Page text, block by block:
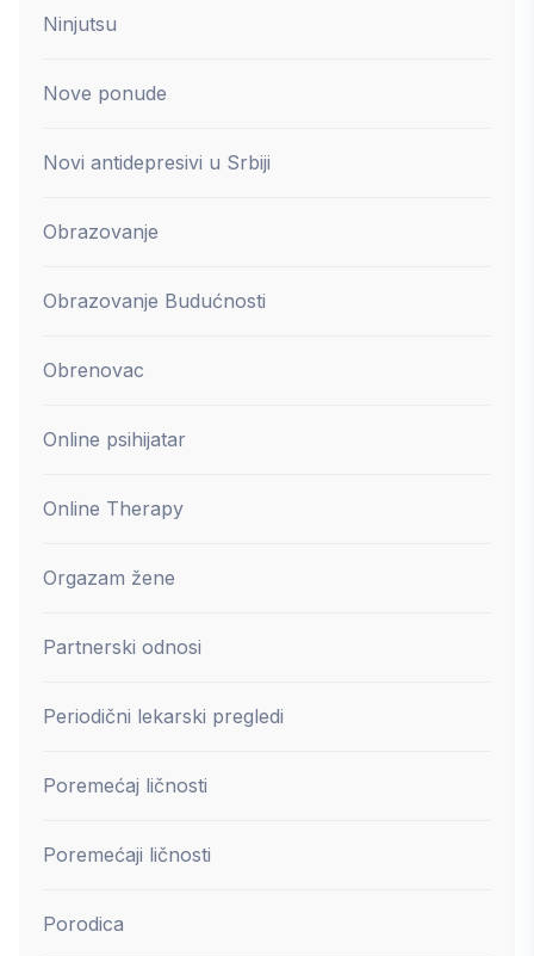
Ninjutsu
Nove ponude
Novi antidepresivi u Srbiji
Obrazovanje
Obrazovanje Budućnosti
Obrenovac
Online psihijatar
Online Therapy
Orgazam žene
Partnerski odnosi
Periodični lekarski pregledi
Poremećaj ličnosti
Poremećaji ličnosti
Porodica